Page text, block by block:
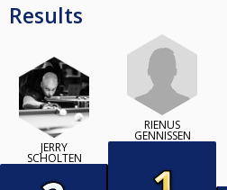
Results
JERRY
SCHOLTEN
RIENUS
GENNISSEN